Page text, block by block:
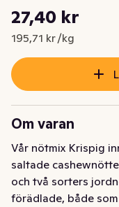
Nuvarande pris är:
27,40 kr
195,71 kr /kg
Styckpris: 195,71 kr /kg
Om varan
Vår nötmix Krispig
saltade
och två sorters
förädlade, både